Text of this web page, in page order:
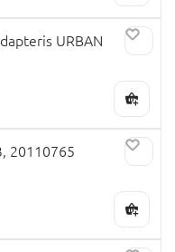
URBAN
20110765